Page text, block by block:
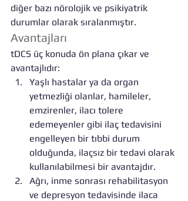
diğer bazı nörolojik ve psikiyatrik
durumlar olarak sıralanmıştır.
Avantajları
tDCS üç konuda ön plana çıkar ve
avantajlıdır:
Yaşlı hastalar ya da organ
yetmezliği olanlar, hamileler,
emzirenler, ilacı tolere
edemeyenler gibi ilaç tedavisini
engelleyen bir tıbbi durum
olduğunda, ilaçsız bir tedavi olarak
kullanılabilmesi bir avantajdır.
Ağrı, inme sonrası rehabilitasyon
ve depresyon tedavisinde ilaca